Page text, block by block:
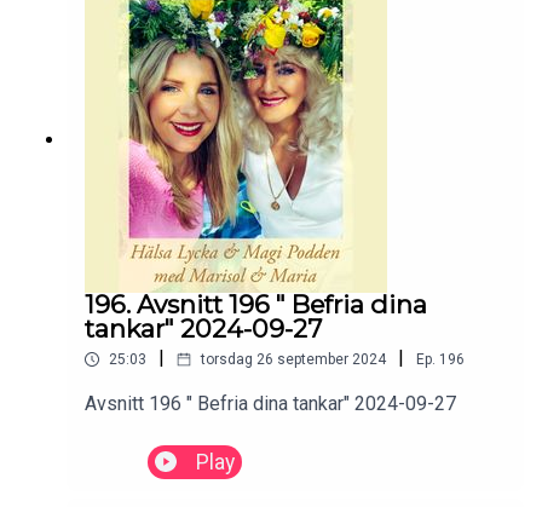
196. Avsnitt 196 " Befria dina
tankar" 2024-09-27
25:03 | torsdag 26 september 2024 | Ep. 196
Avsnitt 196 " Befria dina tankar" 2024-09-27
Play